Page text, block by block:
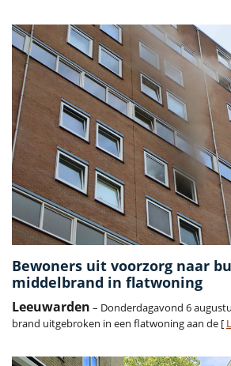
Bewoners uit voorzorg naar
middelbrand in flatwoning
Leeuwarden – Donderdagavond 6
brand uitgebroken in een flatwoning aan de [